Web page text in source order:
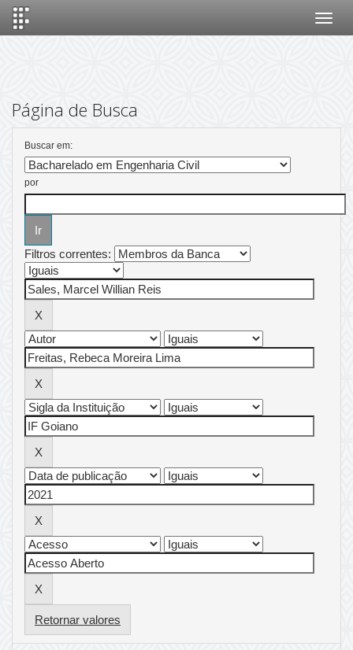
Página de Busca
Buscar em:
por
Filtros correntes:
Retornar valores